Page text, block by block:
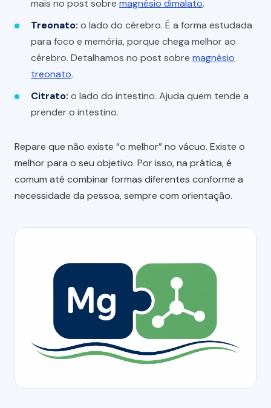
mais no post sobremagnésio dimalato.
Treonato: o lado do cérebro. É a forma estudada
para foco e memória, porque chega melhor ao
cérebro. Detalhamos no post sobremagnésio
treonato.
Citrato: o lado do intestino. Ajuda quem tende a
prender o intestino.
Repare que não existe “o melhor” no vácuo. Existe o
melhor para o seu objetivo. Por isso, na prática, é
comum até combinar formas diferentes conforme a
necessidade da pessoa, sempre com orientação.